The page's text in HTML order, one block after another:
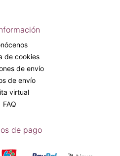
de cookies
de envío
de envío
virtual
FAQ
de pago